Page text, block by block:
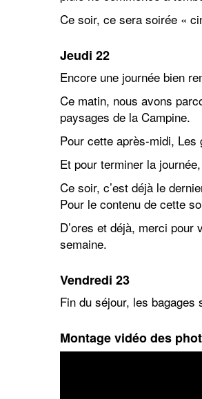
Ce soir, ce sera soirée «
Jeudi 22
Encore une journée bien
Ce matin, nous avons
paysages de la Campine.
Pour cette après-midi,
Et pour terminer la
Ce soir, c’est déjà le
Pour le contenu de cette
D’ores et déjà, merci
semaine.
Vendredi 23
Fin du séjour, les
Montage vidéo des